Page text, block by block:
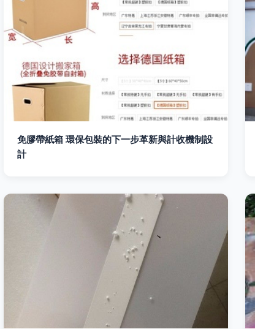
免膠帶紙箱 環保包裝的下一步革新與計收機制設
計